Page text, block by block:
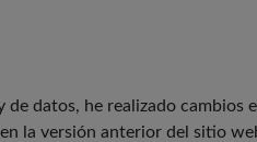
datos, he realizado cambios
la versión anterior del sitio